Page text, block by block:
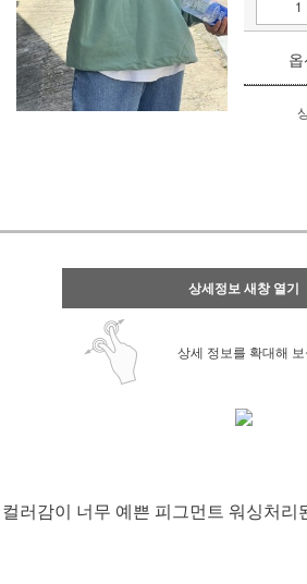
상세정보 새창 열기
상세 정보를 확대해
컬러감이 너무 예쁜 피그먼트 워싱처리